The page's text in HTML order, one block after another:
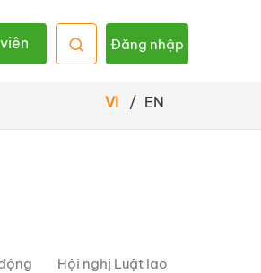
Đăng nhập
VI / EN
Hội nghị Luật lao